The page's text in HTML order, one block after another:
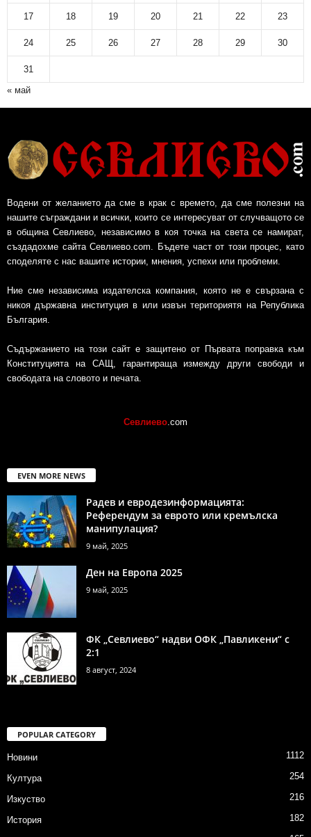
17 18 19 20 21 22 23
24 25 26 27 28 29 30
31
« май
Водени от желанието да сме в крак с времето, да сме полезни на
нашите съграждани и всички, които се интересуват от случващото се
в община Севлиево, независимо в коя точка на света се намират,
създадохме сайта Севлиево.com. Бъдете част от този процес, като
споделяте с нас вашите истории, мнения, успехи или проблеми.
Ние сме независима издателска компания, която не е свързана с
никоя държавна институция в или извън териториятя на Република
България.
Съдържанието на този сайт е защитено от Първата поправка към
Конституцията на САЩ, гарантираща измежду други свободи и
свободата на словото и печата.
Севлиево .com
EVEN MORE NEWS
Радев и евродезинформацията:
Референдум за еврото или кремълска
манипулация?
9 май, 2025
Ден на Европа 2025
9 май, 2025
ФК „Севлиево“ надви ОФК „Павликени“ с
2:1
8 август, 2024
POPULAR CATEGORY
Новини 1112
Култура 254
Изкуство 216
История 182